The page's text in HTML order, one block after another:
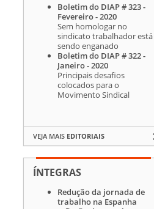
Boletim do DIAP # 323 -
Fevereiro - 2020
Sem homologar no
sindicato trabalhador está
sendo enganado
Boletim do DIAP # 322 -
Janeiro - 2020
Principais desafios
colocados para o
Movimento Sindical
VEJA MAIS EDITORIAIS
ÍNTEGRAS
Redução da jornada de
trabalho na Espanha